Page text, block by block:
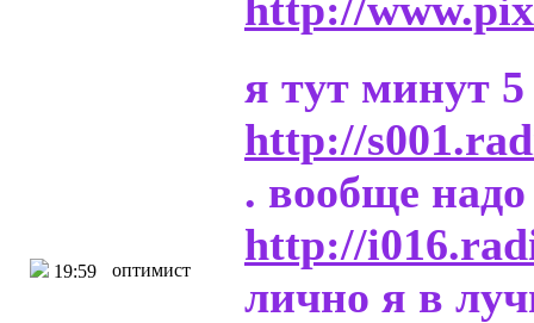
19:59 оптимист
я тут минут
http://
. вообще
http://
лично я в